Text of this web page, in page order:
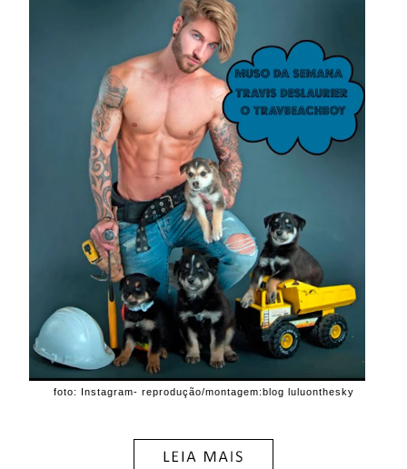
foto: Instagram- reprodução/montagem:blog luluonthesky